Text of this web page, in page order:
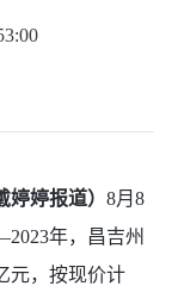
婷报道） 8月8
年，昌吉州
元，按现价计